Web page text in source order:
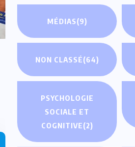
MÉDIAS(9)
NON CLASSÉ(64)
PSYCHOLOGIE
SOCIALE ET
COGNITIVE(2)